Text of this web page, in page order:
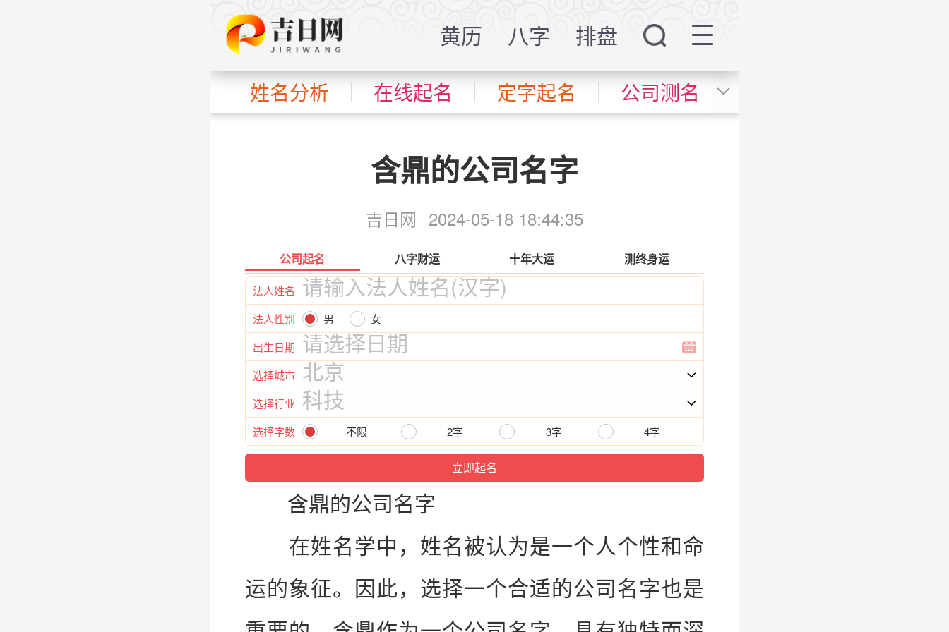
黄历 八字 排盘
姓名分析 在线起名 定字起名 公司测名
含鼎的公司名字
吉日网 2024-05-18 18:44:35
公司起名 八字财运 十年大运 测终身运
法人姓名
法人性别
男
女
出生日期
选择城市
选择行业
选择字数
不限 2字 3字 4字
含鼎的公司名字
在姓名学中， 姓名被认为是一个人个性和命
运的象征。因此，选择一个合适的公司名字也是